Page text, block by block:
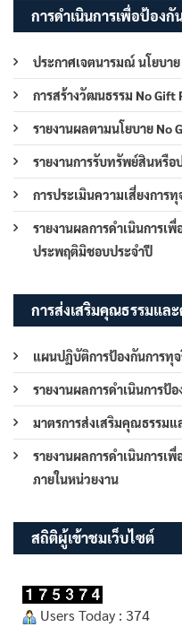
การดำเนินการเพื่อป้อง
ประกาศเจตนารมณ์ นโยบา
การสร้างวัฒนธรรม No Gift
รายงานผลตามนโยบาย No
รายงานการรับทรัพย์สินหรือ
การประเมินความเสี่ยงการทุ
รายงานผลการดำเนินการเ
ประพฤติมิชอบประจำปี
การส่งเสริมคุณธรรมและ
แผนปฏิบัติการป้องกันการทุ
รายงานผลการดำเนินการป้
มาตรการส่งเสริมคุณธรรมแ
รายงานผลการดำเนินการเ
ภายในหน่วยงาน
สถิติผู้เข้าชมเว็บไซต์
Users Today : 374